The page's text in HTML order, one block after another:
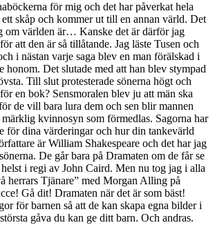
för mig och det har påverkat hela
skåp och kommer ut till en annan värld. Det
om världen är… Kanske det är därför jag
att den är så tillåtande. Jag läste Tusen och
i nästan varje saga blev en man förälskad i
honom. Det slutade med att han blev stympad
Till slut protesterade sönerna högt och
en bok? Sensmoralen blev ju att män ska
de vill bara lura dem och sen blir mannen
kvinnosyn som förmedlas. Sagorna har
för dina värderingar och hur din tankevärld
är William Shakespeare och det har jag
De går bara på Dramaten om de får se
helst i regi av John Caird. Men nu tog jag i alla
herrars Tjänare” med Morgan Alling på
Gå dit! Dramaten när det är som bäst!
för barnen så att de kan skapa egna bilder i
gåva du kan ge ditt barn. Och andras.